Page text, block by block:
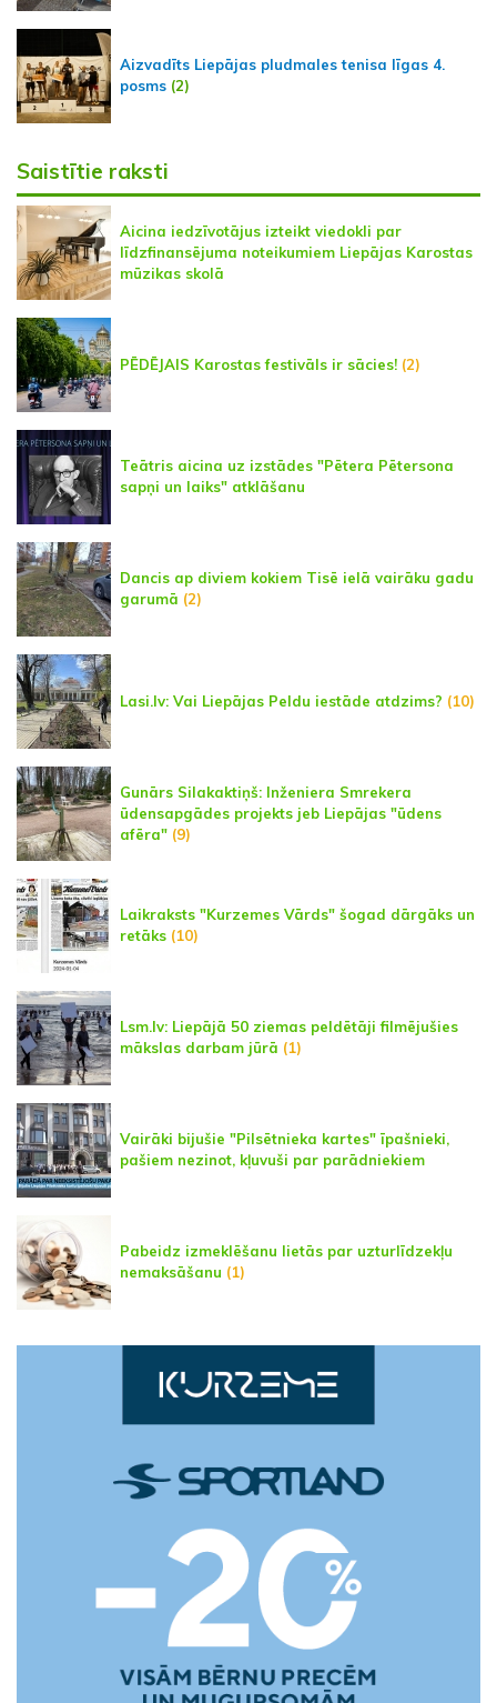
Aizvadīts Liepājas pludmales tenisa līgas 4.
posms (2)
Saistītie raksti
Aicina iedzīvotājus izteikt viedokli par
līdzfinansējuma noteikumiem Liepājas Karostas
mūzikas skolā
PĒDĒJAIS Karostas festivāls ir sācies! (2)
Teātris aicina uz izstādes "Pētera Pētersona
sapņi un laiks" atklāšanu
Dancis ap diviem kokiem Tisē ielā vairāku gadu
garumā (2)
Lasi.lv: Vai Liepājas Peldu iestāde atdzims? (10)
Gunārs Silakaktiņš: Inženiera Smrekera
ūdensapgādes projekts jeb Liepājas "ūdens
afēra" (9)
Laikraksts "Kurzemes Vārds" šogad dārgāks un
retāks (10)
Lsm.lv: Liepājā 50 ziemas peldētāji filmējušies
mākslas darbam jūrā (1)
Vairāki bijušie "Pilsētnieka kartes" īpašnieki,
pašiem nezinot, kļuvuši par parādniekiem
Pabeidz izmeklēšanu lietās par uzturlīdzekļu
nemaksāšanu (1)